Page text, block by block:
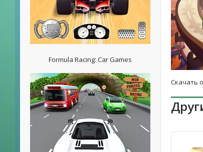
Formula Racing: Car Games
Скачать